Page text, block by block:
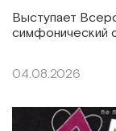
Выступает
симфонический
04.08.2026